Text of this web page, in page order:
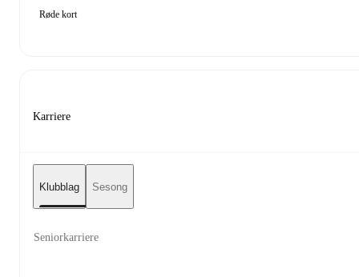
Røde kort
Karriere
Klubblag Sesong
Seniorkarriere